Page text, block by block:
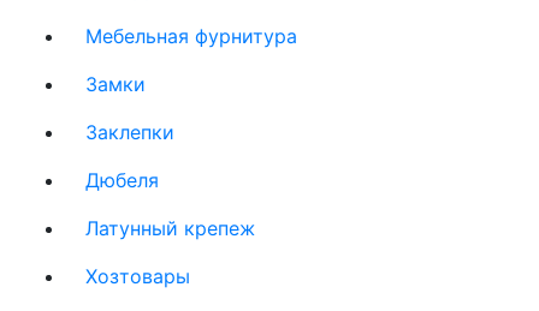
Мебельная фурнитура
Замки
Заклепки
Дюбеля
Латунный крепеж
Хозтовары